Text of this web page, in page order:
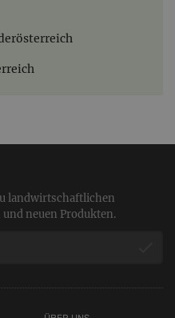
landwirtschaftlichen
neuen Produkten.